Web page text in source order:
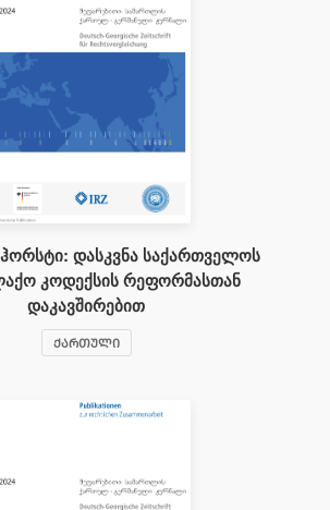
დასკვნა საქართველოს
კოდექსის რეფორმასთან
დაკავშირებით
ᲥᲐᲠᲗᲣᲚᲘ